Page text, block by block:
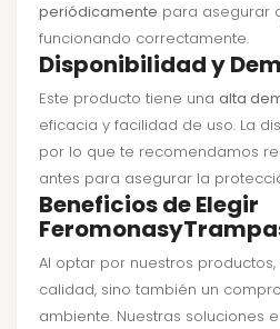
periódicamente para asegurar
funcionando correctamente.
Disponibilidad y
Este producto tiene una alta
eficacia y facilidad de uso. La
por lo que te recomendamos
antes para asegurar la
Beneficios de Elegir
Al optar por nuestros
calidad, sino también un
ambiente. Nuestras soluciones